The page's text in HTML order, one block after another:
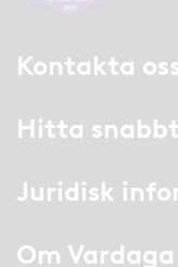
Kontakta
Hitta snabbt
Juridisk
Om Vardaga